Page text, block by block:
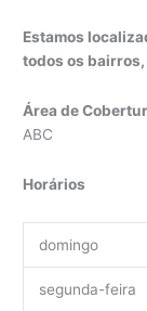
Estamos
todos os
Área de
ABC
Horários
domingo
segunda-feira